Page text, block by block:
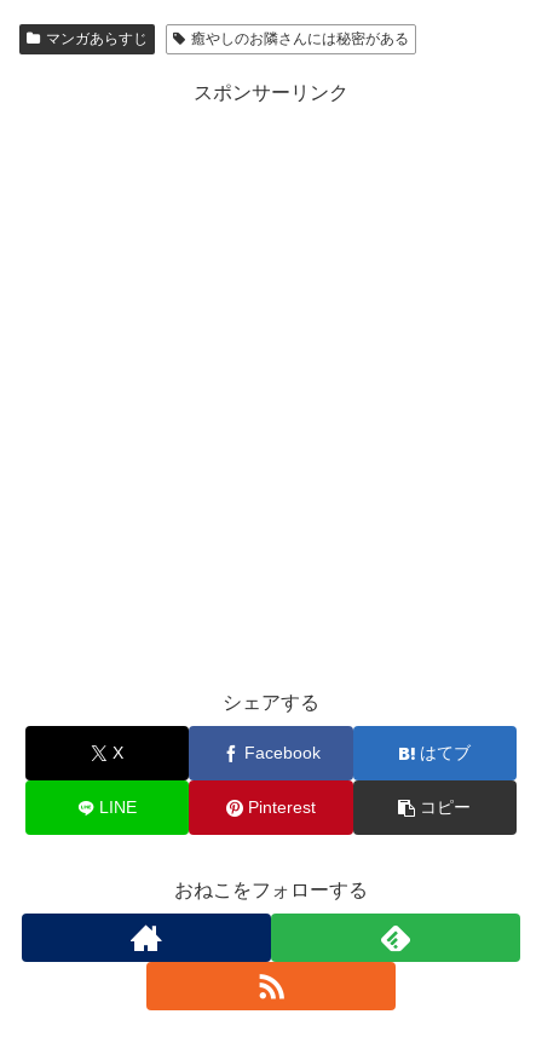
マンガあらすじ 癒やしのお隣さんには秘密がある
スポンサーリンク
シェアする
X Facebook はてブ
LINE Pinterest コピー
おねこをフォローする